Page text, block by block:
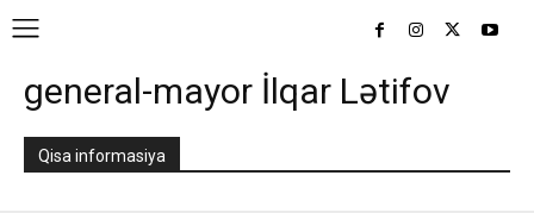
general-mayor İlqar Lətifov
Qisa informasiya